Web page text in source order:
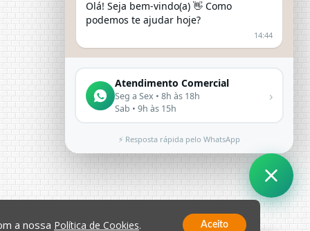
a nossa Política de Cookies. Aceito
Olá! Seja bem-vindo(a) 👋 Como
podemos te ajudar hoje?
14:44
Atendimento Comercial
Seg a Sex • 8h às 18h
Sab • 9h às 15h
›
⚡ Resposta rápida pelo WhatsApp